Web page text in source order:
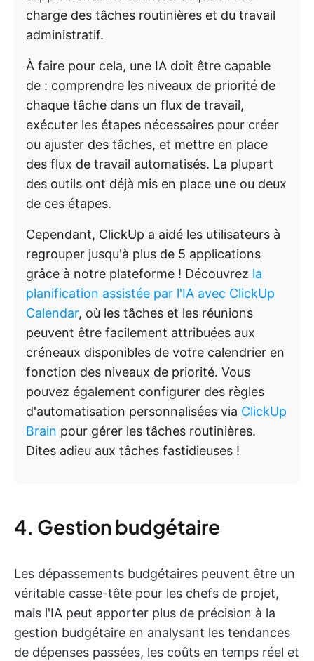
charge des tâches routinières et du travail
administratif.
À faire pour cela, une IA doit être capable
de : comprendre les niveaux de priorité de
chaque tâche dans un flux de travail,
exécuter les étapes nécessaires pour créer
ou ajuster des tâches, et mettre en place
des flux de travail automatisés. La plupart
des outils ont déjà mis en place une ou deux
de ces étapes.
Cependant, ClickUp a aidé les utilisateurs à
regrouper jusqu'à plus de 5 applications
grâce à notre plateforme ! Découvrez la
planification assistée par l'IA avec ClickUp
Calendar, où les tâches et les réunions
peuvent être facilement attribuées aux
créneaux disponibles de votre calendrier en
fonction des niveaux de priorité. Vous
pouvez également configurer des règles
d'automatisation personnalisées via ClickUp
Brain pour gérer les tâches routinières.
Dites adieu aux tâches fastidieuses !
4. Gestion budgétaire
Les dépassements budgétaires peuvent être un
véritable casse-tête pour les chefs de projet,
mais l'IA peut apporter plus de précision à la
gestion budgétaire en analysant les tendances
de dépenses passées, les coûts en temps réel et